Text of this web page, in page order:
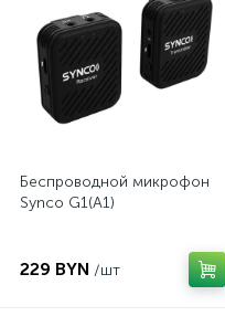
Беспроводной микрофон
Synco G1(A1)
229 BYN /шт